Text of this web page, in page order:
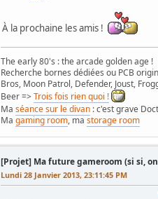
À la prochaine les amis !
The early 80's : the arcade golden age !
Recherche bornes dédiées ou PCB
Bros, Moon Patrol, Defender, Joust,
Beer =>Trois fois rien quoi !
Maséance sur le divan : c'est grave
Magaming room, mastorage room
[Projet] Ma future gameroom (si si,
Lundi 28 Janvier 2013, 23:11:45 PM